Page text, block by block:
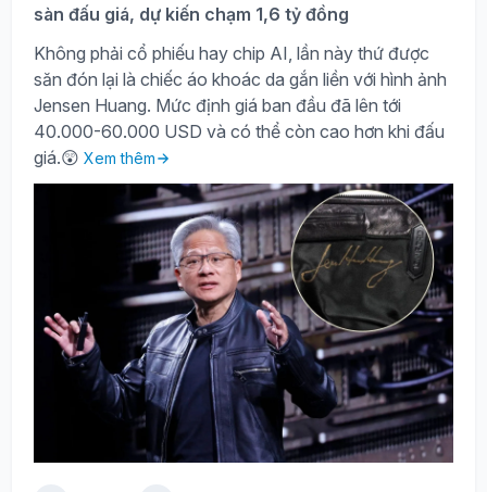
sàn đấu giá, dự kiến chạm 1,6 tỷ đồng
Không phải cổ phiếu hay chip AI, lần này thứ được
săn đón lại là chiếc áo khoác da gắn liền với hình ảnh
Jensen Huang. Mức định giá ban đầu đã lên tới
40.000-60.000 USD và có thể còn cao hơn khi đấu
giá.😲 Xem thêm